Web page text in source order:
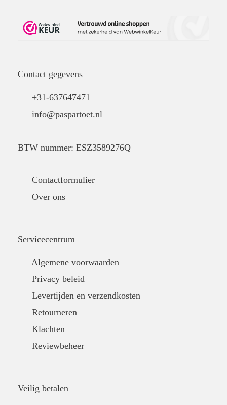
Contact gegevens
+31-637647471
info@paspartoet.nl
BTW nummer: ESZ3589276Q
Contactformulier
Over ons
Servicecentrum
Algemene voorwaarden
Privacy beleid
Levertijden en verzendkosten
Retourneren
Klachten
Reviewbeheer
Veilig betalen